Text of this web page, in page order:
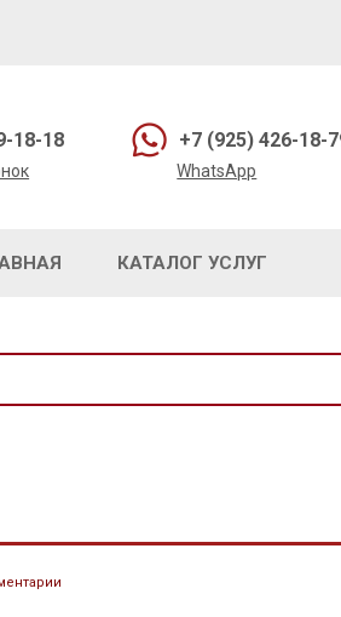
18-18 +7 (925) 426-18-
WhatsApp
КАТАЛОГ УСЛУГ